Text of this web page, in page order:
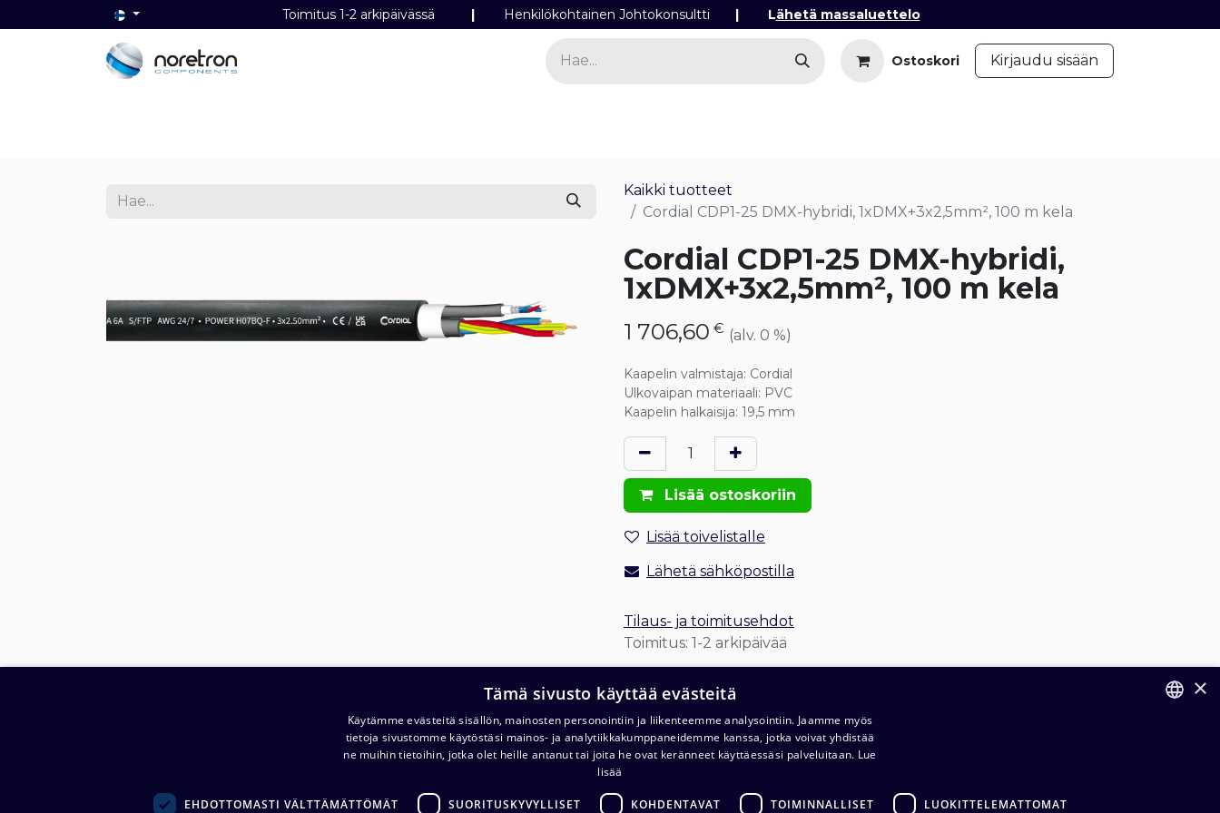
Toimitus 1-2 arkipäivässä | Henkilökohtainen Johtokonsultti | Lähetä massaluettelo​
Ostoskori Kirjaudu sisään
Kaikki tuotteet
Cordial CDP1-25 DMX-hybridi, 1xDMX+3x2,5mm², 100 m kela
Cordial CDP1-25 DMX-hybridi,
1xDMX+3x2,5mm², 100 m kela
1 706,60 € (alv. 0 %)
Kaapelin valmistaja: Cordial
Ulkovaipan materiaali: PVC
Kaapelin halkaisija: 19,5 mm
Lisää ostoskoriin
Lisää toivelistalle
Lähetä sähköpostilla
Tilaus- ja toimitusehdot
Toimitus: 1-2 arkipäivää
0914944-2 )
Varasto ja noutopiste (ma-pe klo. 7-16)
c/o Barona Avialogis
×
Tämä sivusto käyttää evästeitä
Käytämme evästeitä sisällön, mainosten personointiin ja liikenteemme analysointiin. Jaamme myös
tietoja sivustomme käytöstäsi mainos- ja analytiikkakumppaneidemme kanssa, jotka voivat yhdistää
ne muihin tietoihin, jotka olet heille antanut tai joita he ovat keränneet käyttäessäsi palveluitaan. Lue
lisää
EHDOTTOMASTI VÄLTTÄMÄTTÖMÄT SUORITUSKYVYLLISET KOHDENTAVAT TOIMINNALLISET LUOKITTELEMATTOMAT